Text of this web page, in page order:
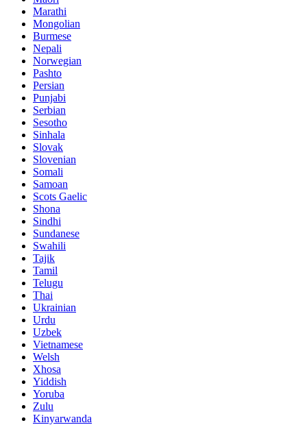
Marathi
Mongolian
Burmese
Nepali
Norwegian
Pashto
Persian
Punjabi
Serbian
Sesotho
Sinhala
Slovak
Slovenian
Somali
Samoan
Scots Gaelic
Shona
Sindhi
Sundanese
Swahili
Tajik
Tamil
Telugu
Thai
Ukrainian
Urdu
Uzbek
Vietnamese
Welsh
Xhosa
Yiddish
Yoruba
Zulu
Kinyarwanda